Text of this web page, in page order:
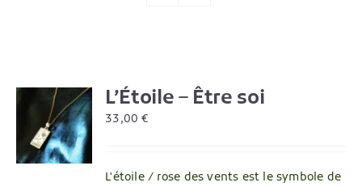
L’Étoile – Être soi
33,00€
L'étoile / rose des vents est le symbole de